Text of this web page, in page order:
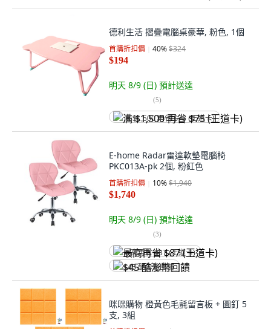
德利生活 摺疊電腦桌豪華, 粉色, 1個
首購折扣價 40%$324
$194
明天 8/9 (日) 預計送達
(5)
满 $1,500 再省 $75 (王道卡)
E-home Radar雷達軟墊電腦椅
PKC013A-pk 2個, 粉紅色
首購折扣價 10%$1,940
$1,740
明天 8/9 (日) 預計送達
(3)
最高再省 $87 (王道卡)
$45 酷澎幣回饋
咪咪購物 橙黃色毛氈留言板 + 圖釘 5
支, 3組